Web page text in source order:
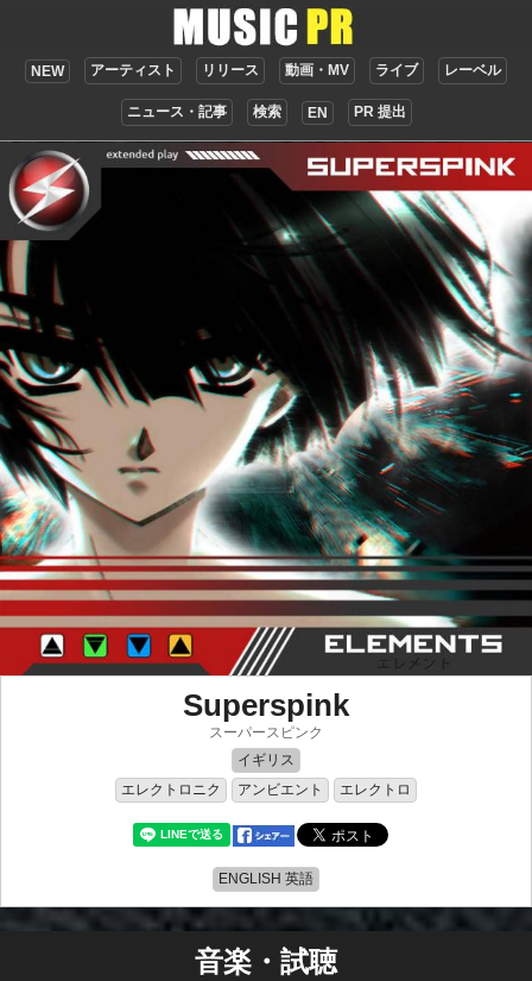
NEW アーティスト リリース 動画・MV ライブ レーベル
ニュース・記事 検索 EN PR 提出
Superspink
スーパースピンク
イギリス
エレクトロニク
アンビエント エレクトロ
ENGLISH 英語
音楽・試聴